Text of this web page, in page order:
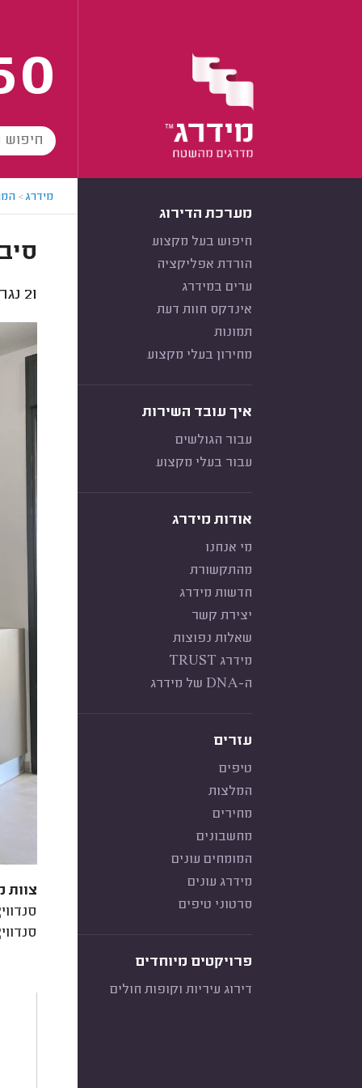
מערכת הדירוג
חיפוש בעל מקצוע
הורדת אפליקציה
ערים במידרג
אינדקס חוות דעת
תמונות
מחירון בעלי מקצוע
איך עובד השירות
עבור הגולשים
עבור בעלי מקצוע
אודות מידרג
מי אנחנו
מהתקשורת
חדשות מידרג
יצירת קשר
שאלות נפוצות
מידרג TRUST
ה-DNA של מידרג
עזרים
טיפים
המלצות
מחירים
מחשבונים
המומחים עונים
מידרג עונים
סרטוני טיפים
פרויקטים מיוחדים
דירוג עיריות וקופות חולים
מידרג>
21
צוות